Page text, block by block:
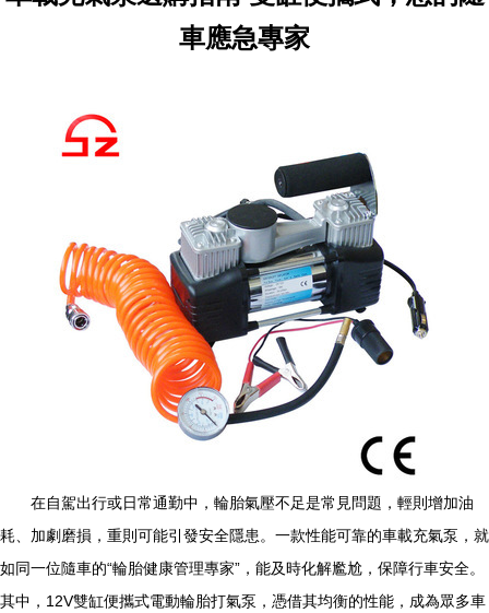
車應急專家
在自駕出行或日常通勤中，輪胎氣壓不足是常見問題，輕則增加油
耗、加劇磨損，重則可能引發安全隱患。一款性能可靠的車載充氣泵，就
如同一位隨車的“輪胎健康管理專家”，能及時化解尷尬，保障行車安全。
其中，12V雙缸便攜式電動輪胎打氣泵，憑借其均衡的性能，成為眾多車